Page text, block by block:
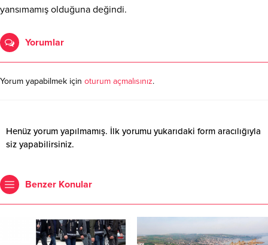
yansımamış olduğuna değindi.
Yorumlar
Yorum yapabilmek için oturum açmalısınız.
Henüz yorum yapılmamış. İlk yorumu yukarıdaki form aracılığıyla
siz yapabilirsiniz.
Benzer Konular